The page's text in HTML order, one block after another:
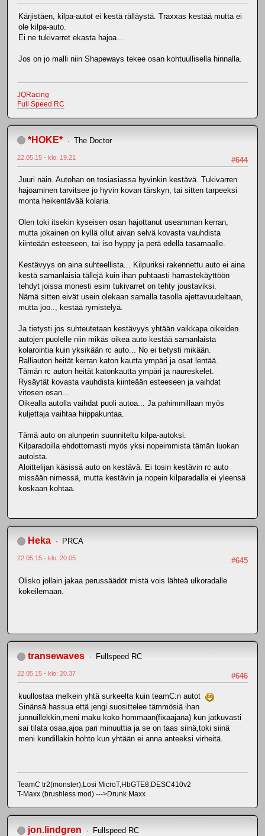
Kärjistäen, kilpa-autot ei kestä rälläystä. Traxxas kestää mutta ei
ole kilpa-auto.
Ei ne tukivarret ekasta hajoa...
Jos on jo malli niin Shapeways tekee osan kohtuullisella hinnalla.
JQRacing
Full Speed RC
*HOKE* The Doctor
#644
22.05.15 - klo: 19.21
Juuri näin. Autohan on tosiasiassa hyvinkin kestävä. Tukivarren
hajoaminen tarvitsee jo hyvin kovan tärskyn, tai sitten tarpeeksi
monta heikentävää kolaria.
Olen toki itsekin kyseisen osan hajottanut useamman kerran,
mutta jokainen on kyllä ollut aivan selvä kovasta vauhdista
kiinteään esteeseen, tai iso hyppy ja perä edellä tasamaalle.
Kestävyys on aina suhteellista... Kilpuriksi rakennettu auto ei aina
kestä samanlaisia tällejä kuin ihan puhtaasti harrastekäyttöön
tehdyt joissa monesti esim tukivarret on tehty joustaviksi.
Nämä sitten eivät usein olekaan samalla tasolla ajettavuudeltaan,
mutta joo.., kestää rymistelyä.
Ja tietysti jos suhteutetaan kestävyys yhtään vaikkapa oikeiden
autojen puolelle niin mikäs oikea auto kestää samanlaista
kolarointia kuin yksikään rc auto... No ei tietysti mikään.
Ralliauton heität kerran katon kautta ympäri ja osat lentää.
Tämän rc auton heität katonkautta ympäri ja naureskelet.
Rysäytät kovasta vauhdista kiinteään esteeseen ja vaihdat
vitosen osan...
Oikealla autolla vaihdat puoli autoa... Ja pahimmillaan myös
kuljettaja vaihtaa hiippakuntaa.
Tämä auto on alunperin suunniteltu kilpa-autoksi.
Kilparadoilla ehdottomasti myös yksi nopeimmista tämän luokan
autoista.
Aloittelijan käsissä auto on kestävä. Ei tosin kestävin rc auto
missään nimessä, mutta kestävin ja nopein kilparadalla ei yleensä
koskaan kohtaa.
Heka PRCA
#645
22.05.15 - klo: 20.05
Olisko jollain jakaa perussäädöt mistä vois lähteä ulkoradalle
kokeilemaan.
transewaves Fullspeed RC
#646
22.05.15 - klo: 20.37
kuullostaa melkein yhtä surkeelta kuin teamC:n autot
Sinänsä hassua että jengi suosittelee tämmösiä ihan
junnuillekkin,meni maku koko hommaan(fixaajana) kun jatkuvasti
sai tilata osaa,ajoa pari minuuttia ja se on taas siinä,toki siinä
meni kundillakin hohto kun yhtään ei anna anteeksi virheitä.
TeamC tr2(monster),Losi MicroT,HbGTE8,DESC410v2
T-Maxx (brushless mod) --->Drunk Maxx
jon.lindgren Fullspeed RC